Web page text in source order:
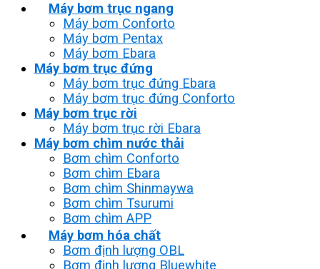
Máy bơm trục ngang
Máy bơm Conforto
Máy bơm Pentax
Máy bơm Ebara
Máy bơm trục đứng
Máy bơm trục đứng Ebara
Máy bơm trục đứng Conforto
Máy bơm trục rời
Máy bơm trục rời Ebara
Máy bơm chìm nước thải
Bơm chìm Conforto
Bơm chìm Ebara
Bơm chìm Shinmaywa
Bơm chìm Tsurumi
Bơm chìm APP
Máy bơm hóa chất
Bơm định lượng OBL
Bơm định lượng Bluewhite